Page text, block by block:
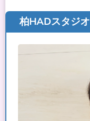
柏HADスタジオ